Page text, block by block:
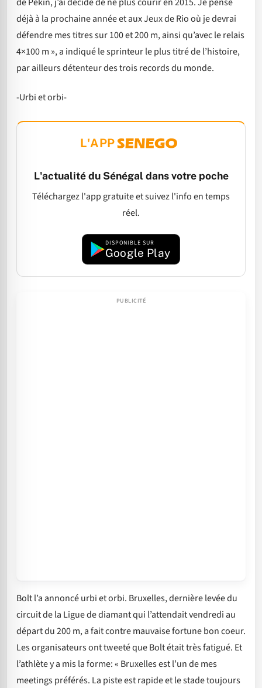
déjà à la prochaine année et aux Jeux de Rio où je devrai
défendre mes titres sur 100 et 200 m, ainsi qu’avec le relais
4×100 m », a indiqué le sprinteur le plus titré de l’histoire,
par ailleurs détenteur des trois records du monde.
-Urbi et orbi-
L'APP
L'actualité du Sénégal dans votre poche
Téléchargez l'app gratuite et suivez l'info en temps
réel.
DISPONIBLE SUR
Google Play
Bolt l’a annoncé urbi et orbi. Bruxelles, dernière levée du
circuit de la Ligue de diamant qui l’attendait vendredi au
départ du 200 m, a fait contre mauvaise fortune bon coeur.
Les organisateurs ont tweeté que Bolt était très fatigué. Et
l’athlète y a mis la forme: « Bruxelles est l’un de mes
meetings préférés. La piste est rapide et le stade toujours